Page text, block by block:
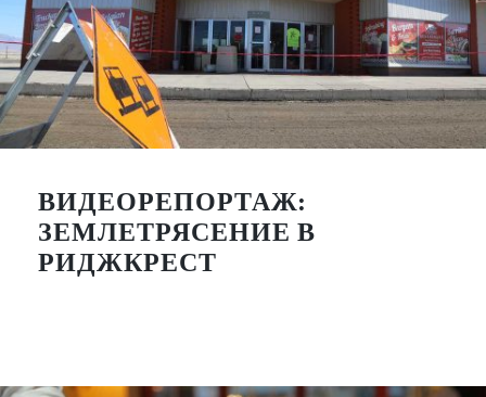
ВИДЕОРЕПОРТАЖ:
ЗЕМЛЕТРЯСЕНИЕ В
РИДЖКРЕСТ